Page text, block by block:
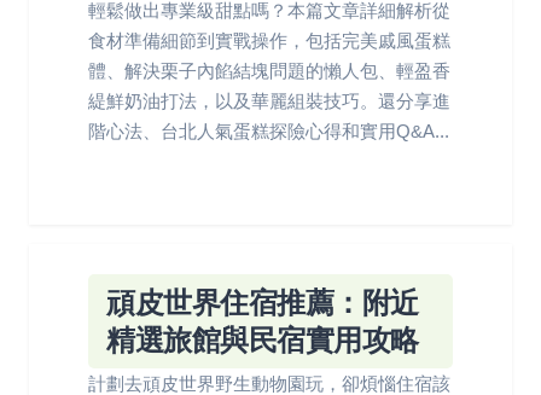
輕鬆做出專業級甜點嗎？本篇文章詳細解析從
食材準備細節到實戰操作，包括完美戚風蛋糕
體、解決栗子內餡結塊問題的懶人包、輕盈香
緹鮮奶油打法，以及華麗組裝技巧。還分享進
階心法、台北人氣蛋糕探險心得和實用Q&A...
頑皮世界住宿推薦：附近
精選旅館與民宿實用攻略
計劃去頑皮世界野生動物園玩，卻煩惱住宿該